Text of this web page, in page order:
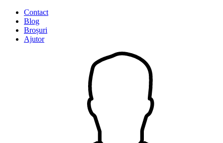
Contact
Blog
Broșuri
Ajutor